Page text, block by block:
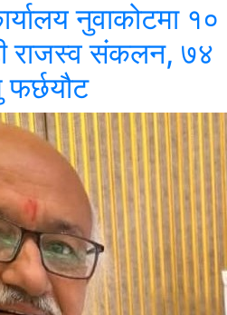
नुवाकोटमा १०
राजस्व संकलन, ७४